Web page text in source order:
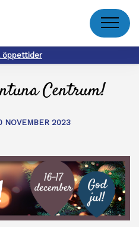
Meny
öppettider
Centrum!
NOVEMBER 2023